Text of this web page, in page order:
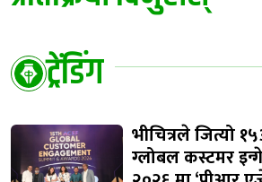
ट्रेंडिंग
भीचित्रले जित्यो
ग्लोबल कस्टमर